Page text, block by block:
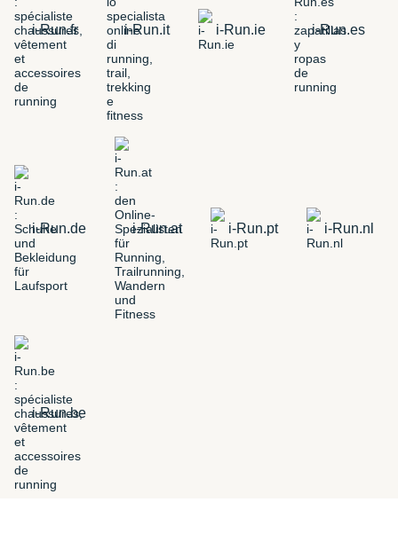
i-Run.fr i-Run.it i-Run.ie i-Run.es
i-Run.de i-Run.at i-Run.pt i-Run.nl
i-Run.be